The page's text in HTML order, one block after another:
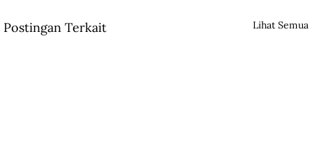
Postingan Terkait Lihat Semua